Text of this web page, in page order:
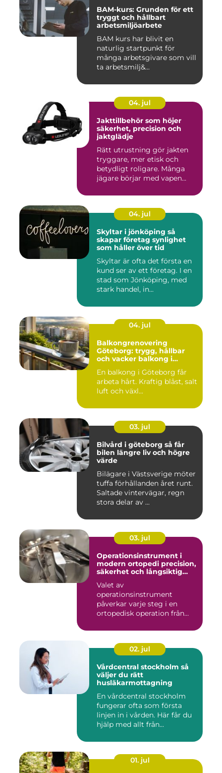
BAM-kurs: Grunden för ett
tryggt och hållbart
arbetsmiljöarbete
BAM kurs har blivit en
naturlig startpunkt för
många arbetsgivare som vill
ta arbetsmilj&...
04. jul
Jakttillbehör som höjer
säkerhet, precision och
jaktglädje
Rätt utrustning gör jakten
tryggare, mer etisk och
betydligt roligare. Många
jägare börjar med vapen...
04. jul
Skyltar i jönköping så
skapar företag synlighet
som håller över tid
Skyltar är ofta det första en
kund ser av ett företag. I en
stad som Jönköping, med
stark handel, in...
04. jul
Balkongrenovering
Göteborg: trygg, hållbar
och vacker balkong i
En balkong i Göteborg får
arbeta hårt. Kraftig blåst, salt
luft och växl...
03. jul
Bilvård i göteborg så får
bilen längre liv och högre
värde
Bilägare i Västsverige möter
tuffa förhållanden året runt.
Saltade vintervägar, regn
stora delar av ...
03. jul
Operationsinstrument i
modern ortopedi precision,
säkerhet och långsiktig
Valet av
operationsinstrument
påverkar varje steg i en
ortopedisk operation från
02. jul
Vårdcentral stockholm så
väljer du rätt
husläkarmottagning
En vårdcentral stockholm
fungerar ofta som första
linjen in i vården. Här får du
hjälp med allt från...
01. jul